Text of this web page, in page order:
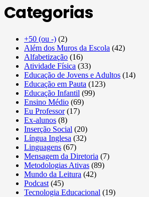
Categorias
+50 (ou -) (2)
Além dos Muros da Escola (42)
Alfabetização (16)
Atividade Física (33)
Educação de Jovens e Adultos (14)
Educação em Pauta (123)
Educação Infantil (99)
Ensino Médio (69)
Eu Professor(17)
Ex-alunos (8)
Inserção Social (20)
Língua Inglesa (32)
Linguagens (67)
Mensagem da Diretoria (7)
Metodologias Ativas (89)
Mundo da Leitura (42)
Podcast (45)
Tecnologia Educacional (19)